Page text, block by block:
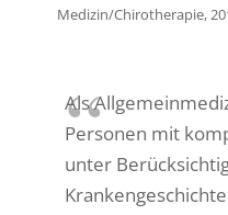
Medizin/Chirotherapie,
Als
Personen mit
unter